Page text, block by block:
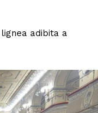
adibita a